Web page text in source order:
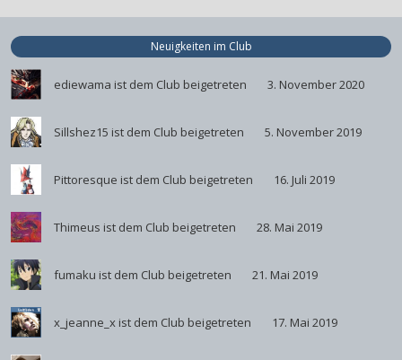
Neuigkeiten im Club
ediewama ist dem Club beigetreten 3. November 2020
Sillshez15 ist dem Club beigetreten 5. November 2019
Pittoresque ist dem Club beigetreten 16. Juli 2019
Thimeus ist dem Club beigetreten 28. Mai 2019
fumaku ist dem Club beigetreten 21. Mai 2019
x_jeanne_x ist dem Club beigetreten 17. Mai 2019